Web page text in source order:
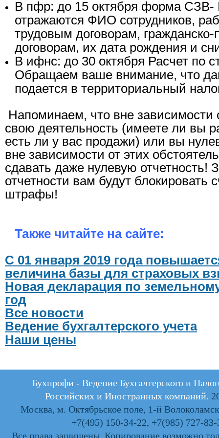
В пфр: до 15 октября форма СЗВ-
отражаются ФИО сотрудников,
трудовым договорам,
договорам, их дата рождения и
В ифнс: до 30 октября Расчет по
Обращаем ваше внимание, что
подается в территориальный
Напоминаем, что вне зависимости
свою деятельность (имеете ли вы
есть ли у вас продажи) или вы
вне зависимости от этих
сдавать даже нулевую отчетность!
отчетности вам будут блокировать
штрафы!
Также читайте на сайте:
С 01 января 2019 года
величина базы для страховых
Новая декларация по
год
Все новости
Ведение бухгалтерского учета
Наши цены
Бухпрофи - Ведение Бухгалтерского и
Российских и Иностранных компаний.
Москва, м. Октябрьское поле, 1-й
+7(495) 150-34-22, +7(985) 727-83-
Все права защищены. Копирование возможно